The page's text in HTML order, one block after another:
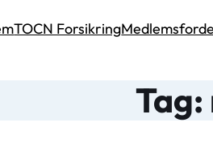
TOCN Forsikring